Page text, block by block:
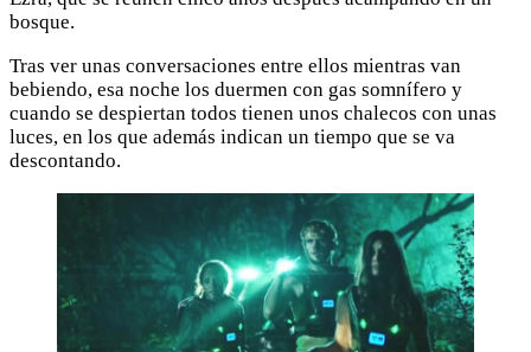
bosque.
Tras ver unas conversaciones entre ellos mientras van
bebiendo, esa noche los duermen con gas somnífero y
cuando se despiertan todos tienen unos chalecos con unas
luces, en los que además indican un tiempo que se va
descontando.